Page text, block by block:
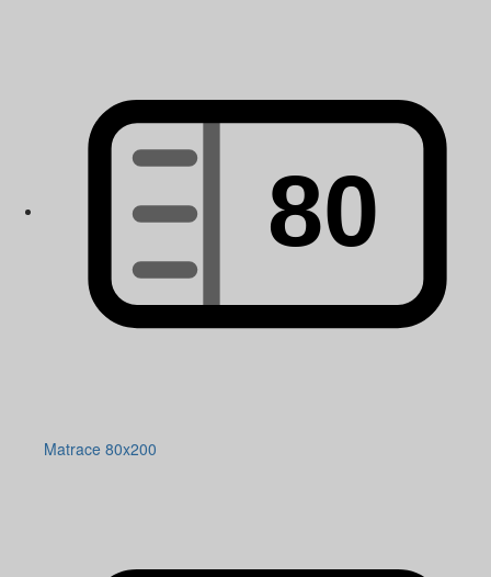
Matrace 80x200